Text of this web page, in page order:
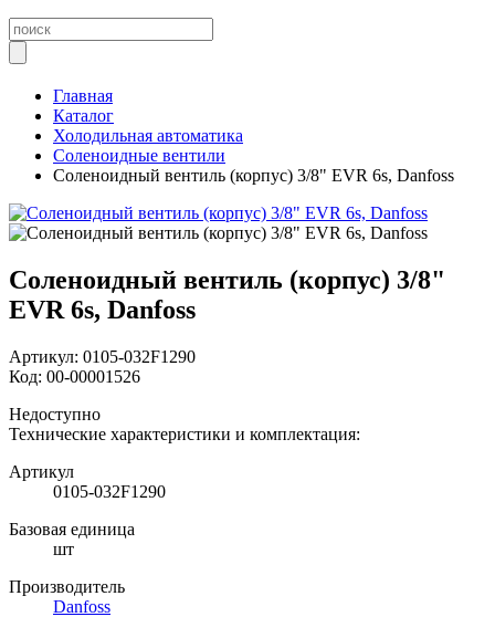
Главная
Каталог
Холодильная автоматика
Соленоидные вентили
Соленоидный вентиль (корпус) 3/8" EVR 6s, Danfoss
Соленоидный вентиль (корпус) 3/8"
EVR 6s, Danfoss
Артикул: 0105-032F1290
Код: 00-00001526
Недоступно
Технические характеристики и комплектация:
Артикул
0105-032F1290
Базовая единица
шт
Производитель
Danfoss